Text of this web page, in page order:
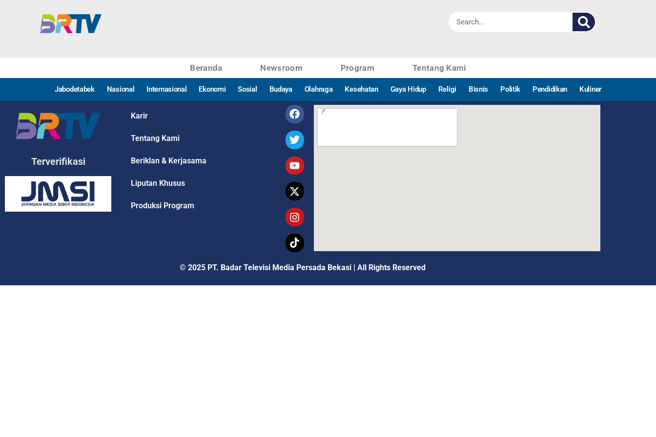
Beranda Newsroom Program Tentang Kami
Jabodetabek Nasional Internasional Ekonomi Sosial Budaya Olahraga Kesehatan Gaya Hidup Religi Bisnis Politik Pendidikan Kuliner
Terverifikasi
Karir
Tentang Kami
Beriklan & Kerjasama
Liputan Khusus
Produksi Program
© 2025 PT. Badar Televisi Media Persada Bekasi | All Rights Reserved